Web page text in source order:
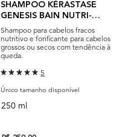
SHAMPOO KÉRASTASE
GENESIS BAIN NUTRI-
FORTIFIANT
Shampoo para cabelos fracos
nutritivo e forificante para cabelos
grossos ou secos com tendência à
queda.
5
Único tamanho disponível
250 ml